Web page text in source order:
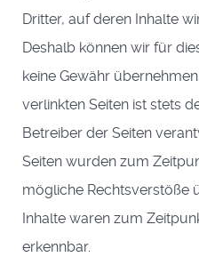
Dritter, auf deren Inhalte
Deshalb können wir für
keine Gewähr
verlinkten Seiten ist stets
Betreiber der Seiten
Seiten wurden zum
mögliche Rechtsverstöße
Inhalte waren zum
erkennbar.